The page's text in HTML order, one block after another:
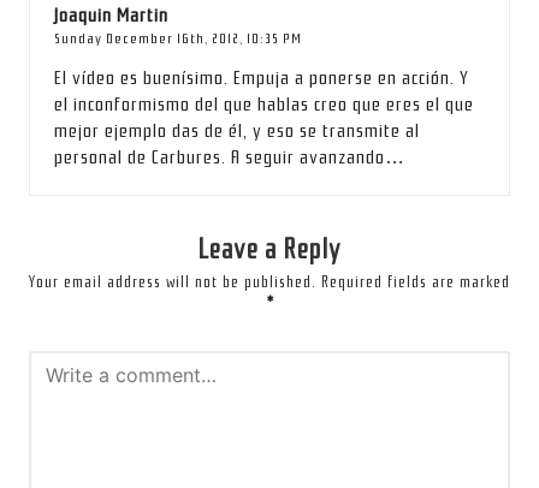
Joaquin Martin
Sunday December 16th, 2012, 10:35 PM
El vídeo es buenísimo. Empuja a ponerse en acción. Y
el inconformismo del que hablas creo que eres el que
mejor ejemplo das de él, y eso se transmite al
personal de Carbures. A seguir avanzando…
Leave a Reply
Your email address will not be published.
Required fields are marked
*